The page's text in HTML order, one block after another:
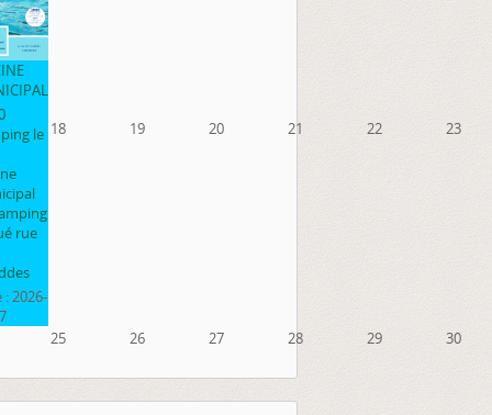
le
rue
:2026-
18 19 20 21 22 23
25 26 27 28 29
30